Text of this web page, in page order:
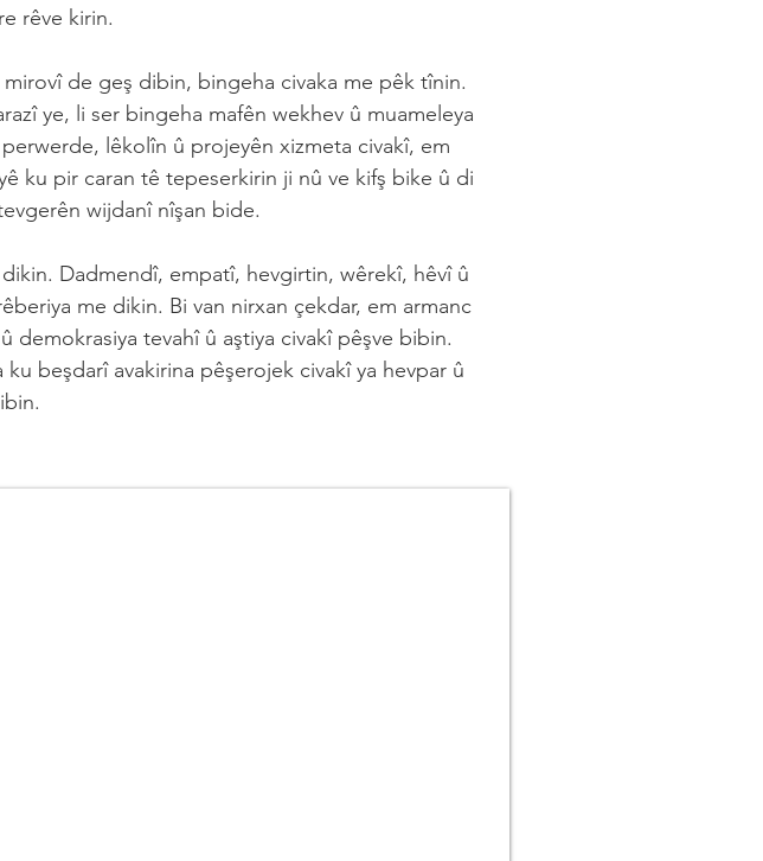
rêve kirin.
de geş dibin, bingeha civaka me pêk tînin.
ye, li ser bingeha mafên wekhev û muameleya
lêkolîn û projeyên xizmeta civakî, em
ku pir caran tê tepeserkirin ji nû ve kifş bike û di
wijdanî nîşan bide.
Dadmendî, empatî, hevgirtin, wêrekî, hêvî û
me dikin. Bi van nirxan çekdar, em armanc
tevahî û aştiya civakî pêşve bibin.
beşdarî avakirina pêşerojek civakî ya hevpar û